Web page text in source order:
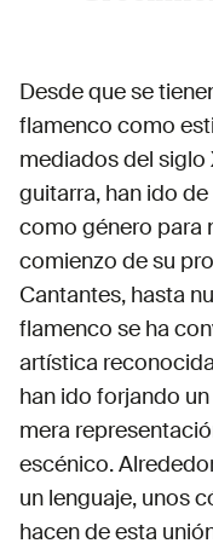
Desde que se
flamenco como
mediados del siglo
guitarra, han ido
como género para
comienzo de su
Cantantes, hasta
flamenco se ha
artística
han ido forjando
mera
escénico.
un lenguaje, unos
hacen de esta